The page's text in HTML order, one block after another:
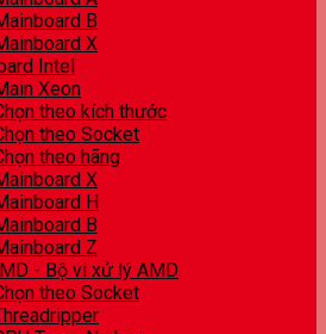
B
X
Intel
Xeon
theo kích thước
theo Socket
theo hãng
X
H
B
Z
- Bộ vi xử lý AMD
theo Socket